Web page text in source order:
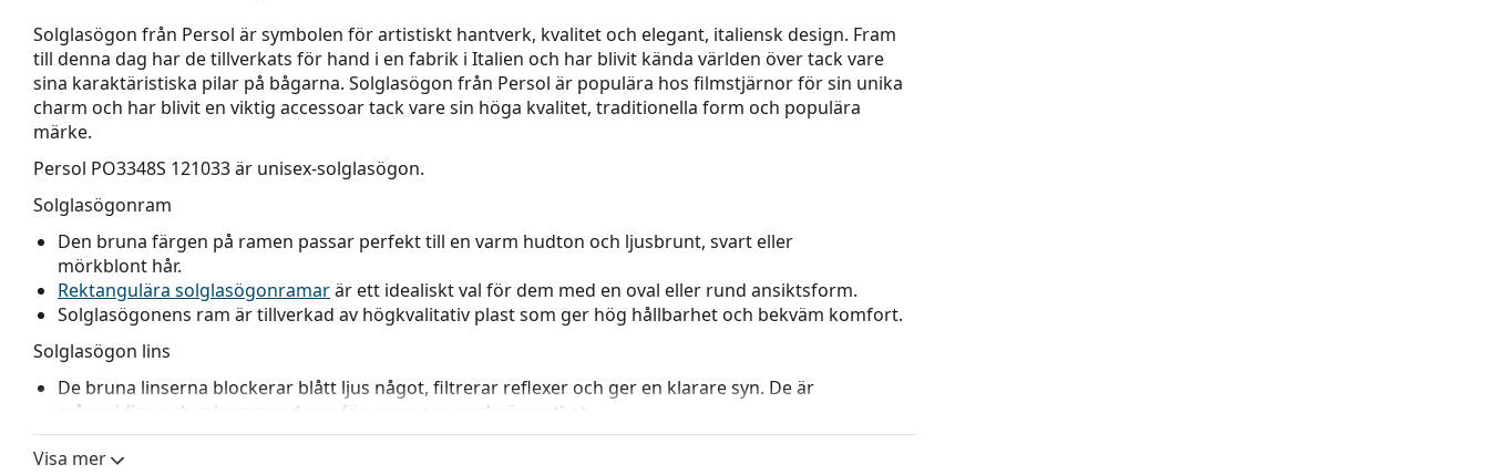
Solglasögon från Persol är symbolen för artistiskt hantverk, kvalitet och elegant, italiensk design. Fram
till denna dag har de tillverkats för hand i en fabrik i Italien och har blivit kända världen över tack vare
sina karaktäristiska pilar på bågarna. Solglasögon från Persol är populära hos filmstjärnor för sin unika
charm och har blivit en viktig accessoar tack vare sin höga kvalitet, traditionella form och populära
märke.
Persol PO3348S 121033är unisex-solglasögon.
Solglasögonram
Den bruna färgen på ramen passar perfekt till en varm hudton och ljusbrunt, svart eller
mörkblont hår.
Rektangulära solglasögonramarär ett idealiskt val för dem med en oval eller rund ansiktsform.
Solglasögonens ram är tillverkad av högkvalitativ plast som ger hög hållbarhet och bekväm komfort.
Solglasögon lins
De bruna linserna blockerar blått ljus något, filtrerar reflexer och ger en klarare syn. De är
mångsidiga och rekommenderas för personer med närsynthet.
Linserna är tillverkade av högkvalitativt mineralglas som har den obestridliga fördelen att det är
exceptionellt motståndskraftigt mot repor. Mineralglas kännetecknas av sina utmärkta optiska
Visa mer